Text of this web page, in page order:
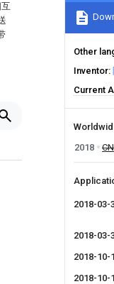
Other
Inventor
Current
2018
CN
2018-03-
2018-03-
2018-10-
2018-10-